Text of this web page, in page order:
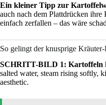
Ein kleiner Tipp zur
auch nach dem Plattdrücken
einfach zerfallen – das wäre
So gelingt der knusprige
SCHRITT-BILD 1: Kartoffeln
salted water, steam rising softly,
aesthetic.